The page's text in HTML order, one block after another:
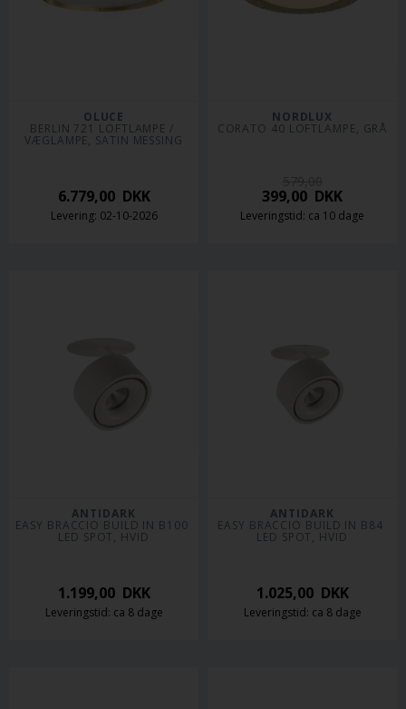
OLUCE
BERLIN 721 LOFTLAMPE /
VÆGLAMPE, SATIN MESSING
6.779,00DKK
Levering: 02-10-2026
NORDLUX
CORATO 40 LOFTLAMPE, GRÅ
399,00 DKK
Leveringstid: ca 10 dage
ANTIDARK
EASY BRACCIO BUILD IN B100
LED SPOT, HVID
1.199,00DKK
Leveringstid: ca 8 dage
ANTIDARK
EASY BRACCIO BUILD IN B84
LED SPOT, HVID
1.025,00DKK
Leveringstid: ca 8 dage